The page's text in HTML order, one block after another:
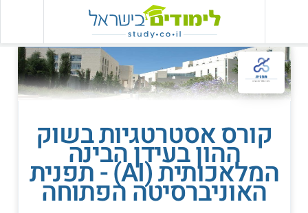
קורס אסטרטגיות בשוק
ההון בעידן הבינה
המלאכותית (AI) - תפנית
האוניברסיטה הפתוחה